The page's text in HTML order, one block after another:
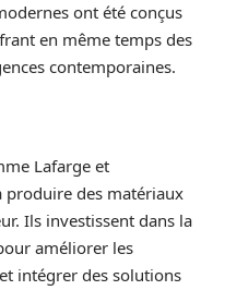
ont été conçus
en même temps des
contemporaines.
Lafarge et
produire des matériaux
Ils investissent dans la
améliorer les
intégrer des solutions